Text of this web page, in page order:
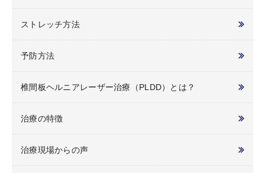
ストレッチ方法
予防方法
椎間板ヘルニアレーザー治療（PLDD）とは？
治療の特徴
治療現場からの声